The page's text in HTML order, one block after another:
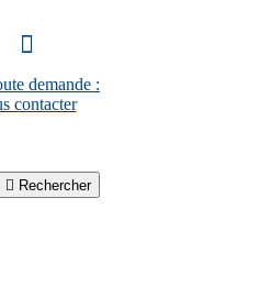
demande :
contacter
 Rechercher